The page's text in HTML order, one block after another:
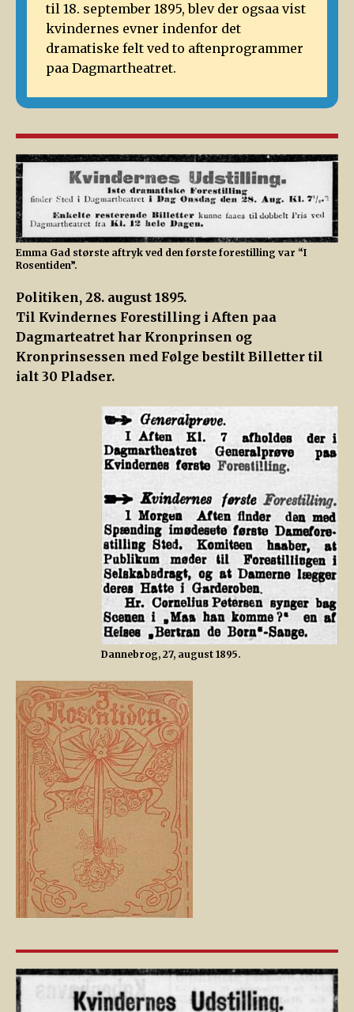
til 18. september 1895, blev der ogsaa vist
kvindernes evner indenfor det
dramatiske felt ved to aftenprogrammer
paa Dagmartheatret.
Emma Gad største aftryk ved den første forestilling var “I
Rosentiden”.
Politiken, 28. august 1895.
Til Kvindernes Forestilling i Aften paa
Dagmarteatret har Kronprinsen og
Kronprinsessen med Følge bestilt Billetter til
ialt 30 Pladser.
Dannebrog, 27, august 1895.